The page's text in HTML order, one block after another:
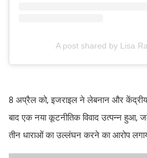
A post shared by Lisa
8 अप्रैल को, इजराइल ने लेबनान और
बाद एक नया कूटनीतिक विवाद उत्पन्न हुआ,
तीन धाराओं का उल्लंघन करने का आरोप